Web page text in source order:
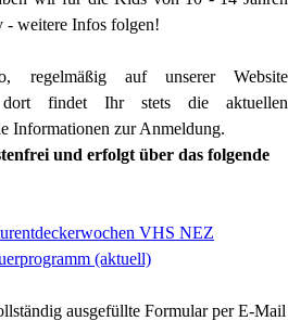
- weitere Infos folgen!
regelmäßig auf unserer Website
dort findet Ihr stets die aktuellen
Informationen zur Anmeldung.
und erfolgt über das folgende
VHS NEZ
(aktuell)
ausgefüllte Formular per E-Mail